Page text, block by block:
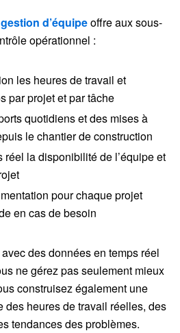
d’équipeoffre aux sous-
opérationnel :
les heures de travail et
par projet et par tâche
quotidiens et des mises à
le chantier de construction
réel la disponibilité de l’équipe et
pour chaque projet
en cas de besoin
des données en temps réel
ne gérez pas seulement mieux
construisez également une
des heures de travail réelles, des
tendances des problèmes.